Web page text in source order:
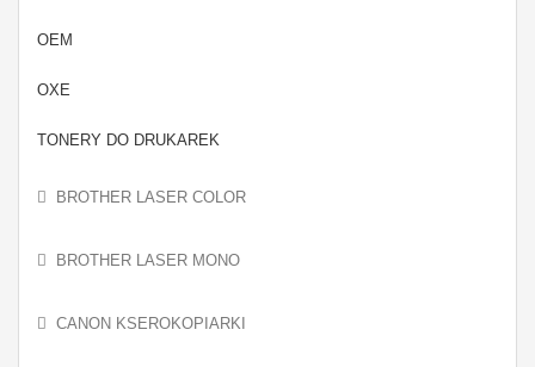
OEM
OXE
TONERY DO DRUKAREK
BROTHER LASER COLOR
BROTHER LASER MONO
CANON KSEROKOPIARKI